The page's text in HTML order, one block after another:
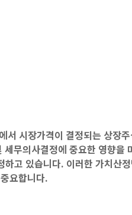
서 시장가격이 결정되는 상장
무의사결정에 중요한 영향
고 있습니다. 이러한 가치
요합니다.